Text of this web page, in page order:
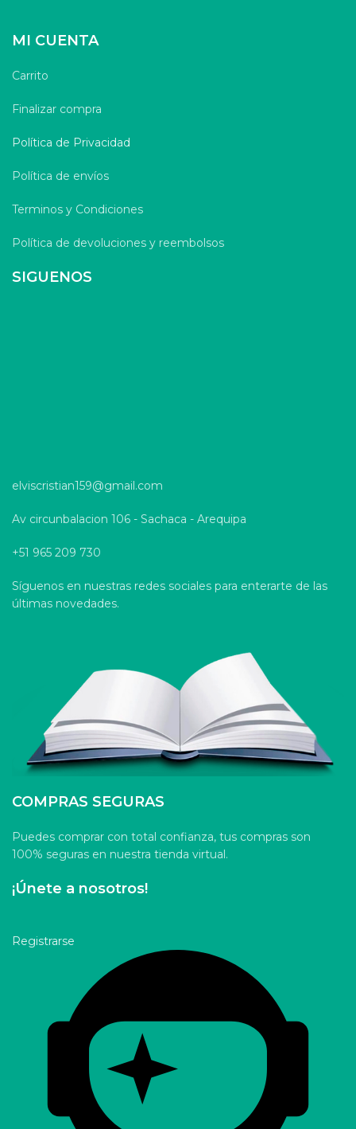
MI CUENTA
Carrito
Finalizar compra
Política de Privacidad
Política de envíos
Terminos y Condiciones
Política de devoluciones y reembolsos
SIGUENOS
elviscristian159@gmail.com
Av circunbalacion 106 - Sachaca - Arequipa
+51 965 209 730
Síguenos en nuestras redes sociales para enterarte de las
últimas novedades.
COMPRAS SEGURAS
Puedes comprar con total confianza, tus compras son
100% seguras en nuestra tienda virtual.
¡Únete a nosotros!
Registrarse